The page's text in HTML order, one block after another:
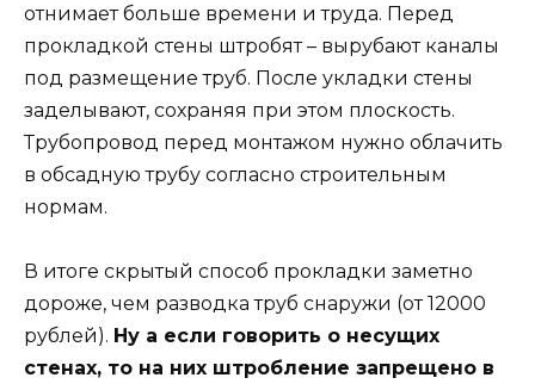
отнимает больше времени и труда. Перед
прокладкой стены штробят – вырубают каналы
под размещение труб. После укладки стены
заделывают, сохраняя при этом плоскость.
Трубопровод перед монтажом нужно облачить
в обсадную трубу согласно строительным
нормам.
В итоге скрытый способ прокладки заметно
дороже, чем разводка труб снаружи (от 12000
рублей). Ну а если говорить о несущих
стенах, то на них штробление запрещено в